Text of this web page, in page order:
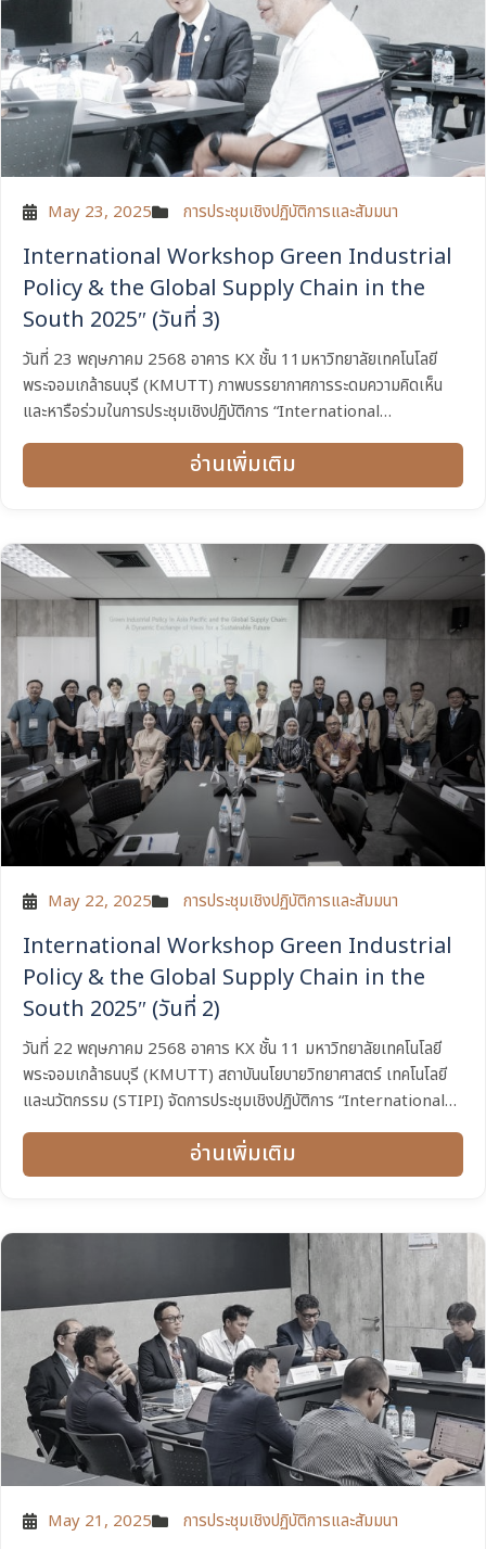
May 23, 2025 การประชุมเชิงปฏิบัติการและสัมมนา
International Workshop Green Industrial
Policy & the Global Supply Chain in the
South 2025″ (วันที่ 3)
วันที่ 23 พฤษภาคม 2568 อาคาร KX ชั้น 11มหาวิทยาลัยเทคโนโลยี
พระจอมเกล้าธนบุรี (KMUTT) ภาพบรรยากาศการระดมความคิดเห็น
และหารือร่วมในการประชุมเชิงปฏิบัติการ “International
Workshop Green Industrial Policy & the Global Supply
อ่านเพิ่มเติม
May 22, 2025 การประชุมเชิงปฏิบัติการและสัมมนา
International Workshop Green Industrial
Policy & the Global Supply Chain in the
South 2025″ (วันที่ 2)
วันที่ 22 พฤษภาคม 2568 อาคาร KX ชั้น 11 มหาวิทยาลัยเทคโนโลยี
พระจอมเกล้าธนบุรี (KMUTT) สถาบันนโยบายวิทยาศาสตร์ เทคโนโลยี
และนวัตกรรม (STIPI) จัดการประชุมเชิงปฏิบัติการ “International
Workshop Green Industrial Policy &...
อ่านเพิ่มเติม
May 21, 2025 การประชุมเชิงปฏิบัติการและสัมมนา